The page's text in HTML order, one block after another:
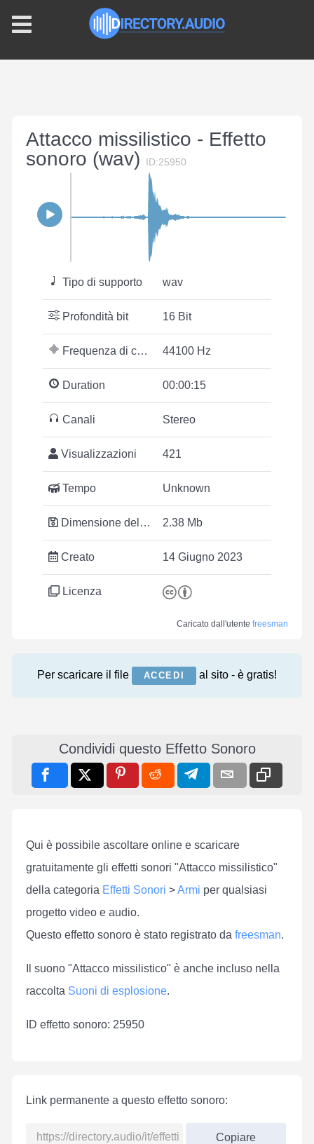
Attacco missilistico - Effetto
sonoro (wav)
ID:25950
Tipo di supporto wav
Profondità bit 16 Bit
Frequenza di campionamento 44100 Hz
Duration 00:00:15
Canali Stereo
Visualizzazioni 421
Tempo Unknown
Dimensione del file 2.38 Mb
Creato 14 Giugno 2023
Licenza
Caricato dall'utente freesman
Per scaricare il file ACCEDI al sito - è gratis!
Condividi questo Effetto Sonoro
Qui è possibile ascoltare online e scaricare
gratuitamente gli effetti sonori "Attacco missilistico"
della categoria Effetti Sonori >Armi per qualsiasi
progetto video e audio.
Questo effetto sonoro è stato registrato da freesman.
Il suono "Attacco missilistico" è anche incluso nella
raccolta Suoni di esplosione.
ID effetto sonoro: 25950
Link permanente a questo effetto sonoro:
Copiare